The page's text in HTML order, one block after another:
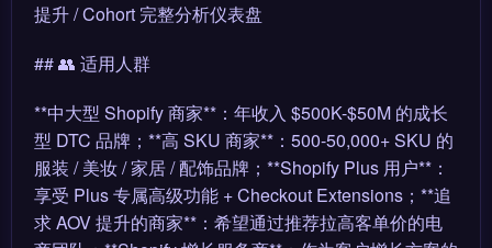
提升 / Cohort 完整分析仪表盘
## 👥 适用人群
**中大型 Shopify 商家**：年收入 $500K-$50M 的成长
型 DTC 品牌；**高 SKU 商家**：500-50,000+ SKU 的
服装 / 美妆 / 家居 / 配饰品牌；**Shopify Plus 用户**：
享受 Plus 专属高级功能 + Checkout Extensions；**追
求 AOV 提升的商家**：希望通过推荐拉高客单价的电